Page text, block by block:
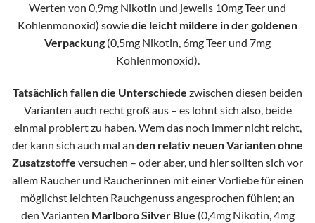
Werten von 0,9mg Nikotin und jeweils 10mg Teer und
Kohlenmonoxid) sowiedie leicht mildere in der goldenen
Verpackung (0,5mg Nikotin, 6mg Teer und 7mg
Kohlenmonoxid).
Tatsächlich fallen die Unterschiede zwischen diesen beiden
Varianten auch recht groß aus – es lohnt sich also, beide
einmal probiert zu haben. Wem das noch immer nicht reicht,
der kann sich auch mal an den relativ neuen Varianten ohne
Zusatzstoffe versuchen – oder aber, und hier sollten sich vor
allem Raucher und Raucherinnen mit einer Vorliebe für einen
möglichst leichten Rauchgenuss angesprochen fühlen; an
den Varianten Marlboro Silver Blue (0,4mg Nikotin, 4mg